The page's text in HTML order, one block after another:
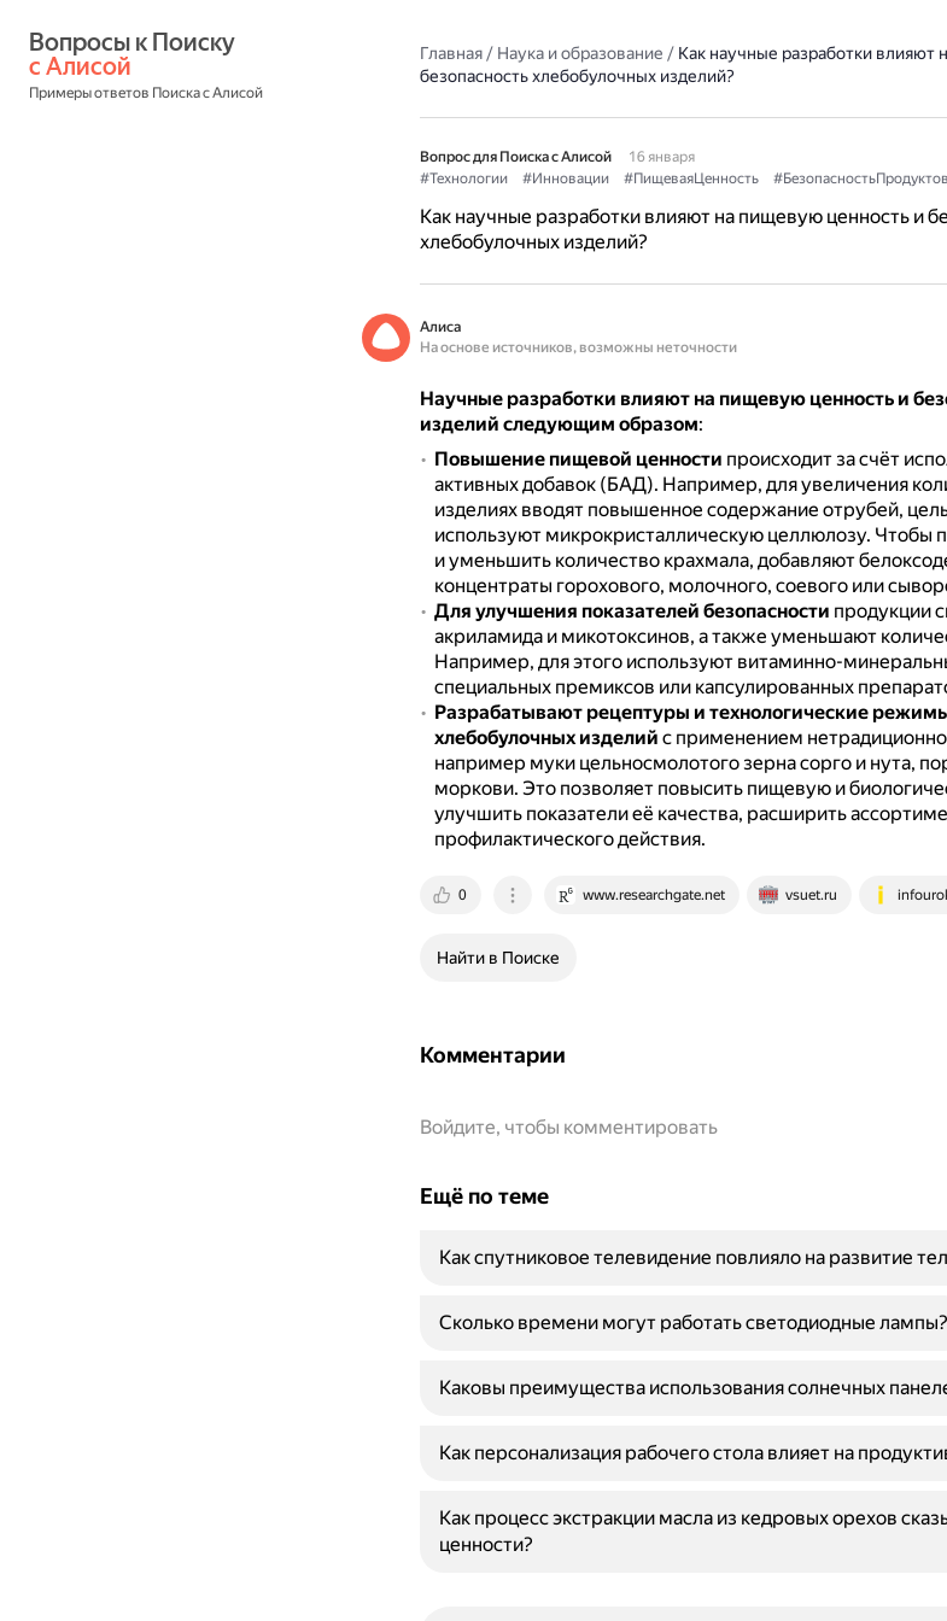
с Алисой
Примеры ответов Поиска с Алисой
Главная/ Наука и образование / Как научные разработки влияют
безопасность хлебобулочных изделий?
Вопрос для Поиска с Алисой
16 января
#Технологии
#Инновации #ПищеваяЦенность #БезопасностьПродуктов
Как научные разработки влияют на пищевую ценность и
хлебобулочных изделий?
Алиса
На основе источников, возможны неточности
Научные разработки влияют на пищевую ценность и
изделий следующим образом:
Повышение пищевой ценности происходит за счёт
активных добавок (БАД). Например, для увеличения
изделиях вводят повышенное содержание отрубей,
используют микрокристаллическую целлюлозу. Чтобы
и уменьшить количество крахмала, добавляют
концентраты горохового, молочного, соевого или
Для улучшения показателей безопасности продукции
акриламида и микотоксинов, а также уменьшают
Например, для этого используют витаминно-
специальных премиксов или капсулированных
Разрабатывают рецептуры и технологические
хлебобулочных изделий с применением
например муки цельносмолотого зерна сорго и нута,
моркови. Это позволяет повысить пищевую и
улучшить показатели её качества, расширить
профилактического действия.
0 www.researchgate.net vsuet.ru
Найти в Поиске
Комментарии
Войдите, чтобы комментировать
Ещё по теме
Как спутниковое телевидение повлияло на развитие
Сколько времени могут работать светодиодные лампы?
Каковы преимущества использования солнечных
Как персонализация рабочего стола влияет на
Как процесс экстракции масла из кедровых орехов
ценности?